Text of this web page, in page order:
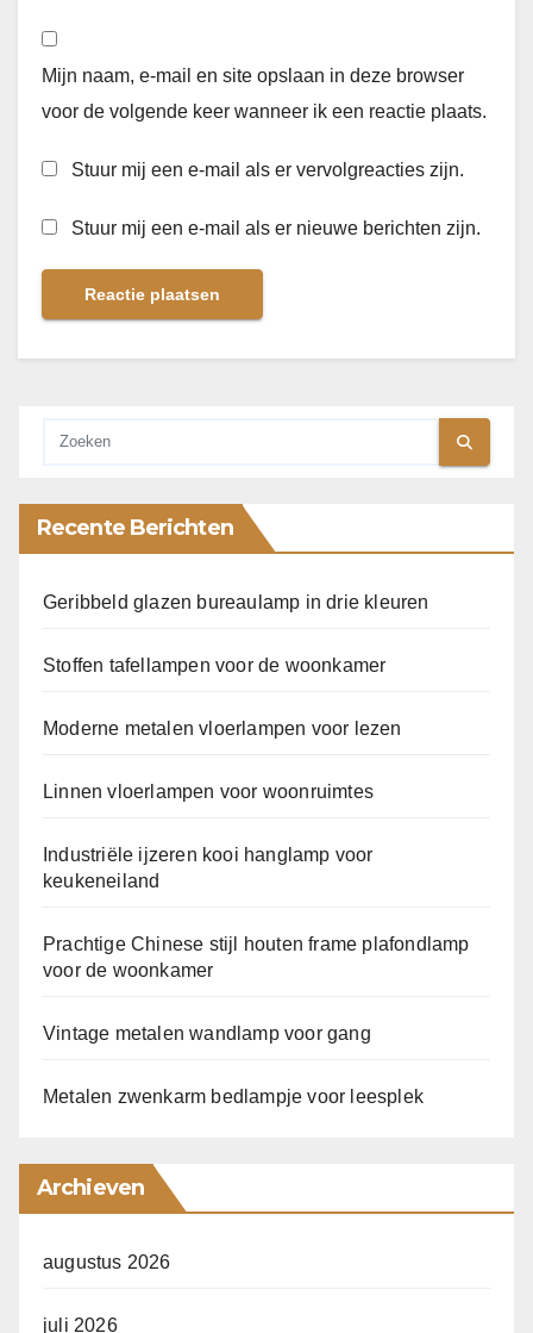
Mijn naam, e-mail en site opslaan in deze browser
voor de volgende keer wanneer ik een reactie plaats.
Stuur mij een e-mail als er vervolgreacties zijn.
Stuur mij een e-mail als er nieuwe berichten zijn.
Recente Berichten
Geribbeld glazen bureaulamp in drie kleuren
Stoffen tafellampen voor de woonkamer
Moderne metalen vloerlampen voor lezen
Linnen vloerlampen voor woonruimtes
Industriële ijzeren kooi hanglamp voor
keukeneiland
Prachtige Chinese stijl houten frame plafondlamp
voor de woonkamer
Vintage metalen wandlamp voor gang
Metalen zwenkarm bedlampje voor leesplek
Archieven
augustus 2026
juli 2026